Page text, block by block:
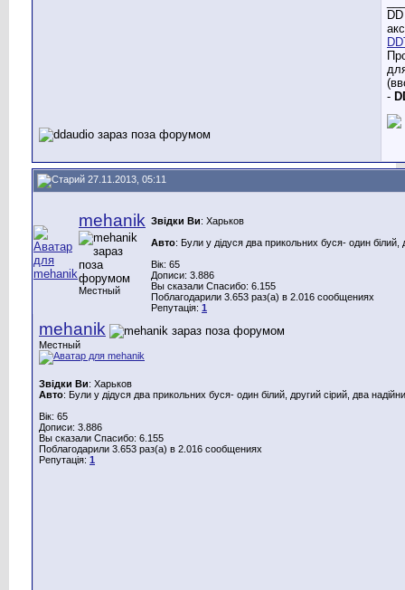
-
27.11.2013, 05:11
mehanik
Местный
Звідки Ви: Харьков
Авто: Були у дідуся два прикольних буся- один білий,
Вік: 65
Дописи: 3.886
Вы сказали Спасибо: 6.155
Поблагодарили 3.653 раз(а) в 2.016 сообщениях
Репутація: 1
mehanik
Местный
Звідки Ви: Харьков
Авто: Були у дідуся два прикольних буся- один білий, другий сірий, два
Вік: 65
Дописи: 3.886
Вы сказали Спасибо: 6.155
Поблагодарили 3.653 раз(а) в 2.016 сообщениях
Репутація: 1